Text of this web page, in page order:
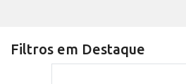
Filtros em Destaque